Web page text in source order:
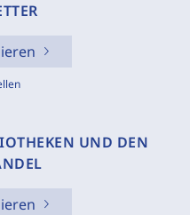
UND DEN